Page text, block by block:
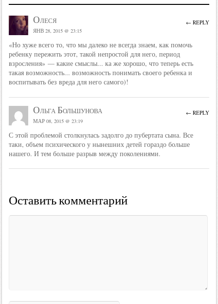
Олеся
ЯНВ 28, 2015 @ 23:15
«Но хуже всего то, что мы далеко не всегда знаем, как помочь
ребенку пережить этот, такой непростой для него, период
взросления» — какие смыслы... ка же хорошо, что теперь есть
такая возможность... возможность понимать своего ребенка и
воспитывать без вреда для него самого)!
← REPLY
Ольга Большунова
МАР 08, 2015 @ 23:19
С этой проблемой столкнулась задолго до пубертата сына. Все
таки, объем психического у нынешних детей гораздо больше
нашего. И тем больше разрыв между поколениями.
← REPLY
Оставить комментарий